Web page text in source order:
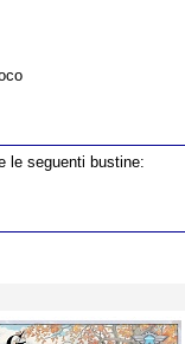
le seguenti bustine: